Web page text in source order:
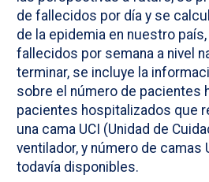
de fallecidos por día y se
de la epidemia en nuestro
fallecidos por semana a nivel
terminar, se incluye la
sobre el número de pacientes
pacientes hospitalizados que
una cama UCI (Unidad de
ventilador, y número de camas
todavía disponibles.